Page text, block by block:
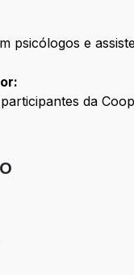
psicólogos e
da